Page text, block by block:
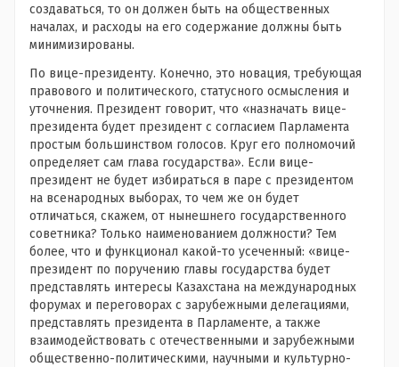
создаваться, то он должен быть на общественных
началах, и расходы на его содержание должны быть
минимизированы.
По вице-президенту. Конечно, это новация, требующая
правового и политического, статусного осмысления и
уточнения. Президент говорит, что «назначать вице-
президента будет президент с согласием Парламента
простым большинством голосов. Круг его полномочий
определяет сам глава государства». Если вице-
президент не будет избираться в паре с президентом
на всенародных выборах, то чем же он будет
отличаться, скажем, от нынешнего государственного
советника? Только наименованием должности? Тем
более, что и функционал какой-то усеченный: «вице-
президент по поручению главы государства будет
представлять интересы Казахстана на международных
форумах и переговорах с зарубежными делегациями,
представлять президента в Парламенте, а также
взаимодействовать с отечественными и зарубежными
общественно-политическими, научными и культурно-